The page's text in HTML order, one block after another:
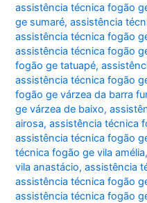
assistência técnica fogão
ge sumaré,assistência
assistência técnica fogão
assistência técnica fogão
fogão ge tatuapé,
assistência técnica fogão
fogão ge várzea da barra
ge várzea de baixo,
airosa,assistência técnica
assistência técnica fogão
técnica fogão ge vila amélia
vila anastácio,assistência
assistência técnica fogão
assistência técnica fogão